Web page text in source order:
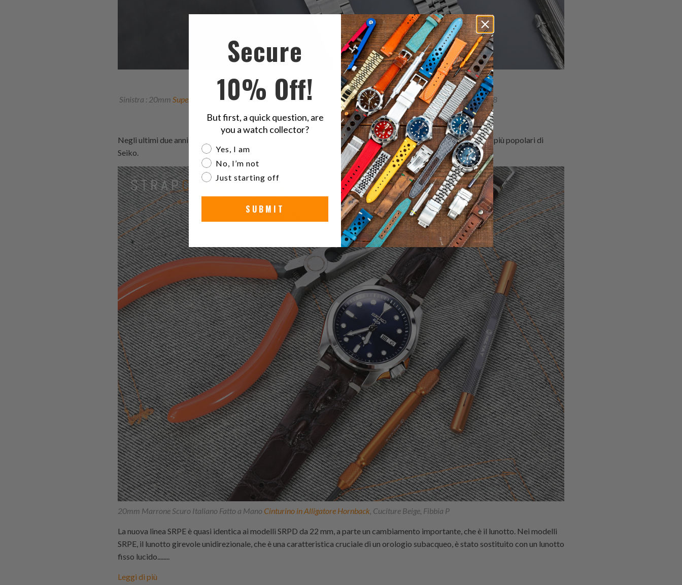
Sinistra : 20mm Super-O BoyerCinturino su Seiko 5 Sports 40mm SRPE61;Destra : 20mmSuper-J Louissu SRPE58
Negli ultimi due anni, la rapida crescita dei nuovi orologi Seiko 5 sports li ha resi una delle collezioni di orologi più popolari di
Seiko.
20mm Marrone Scuro Italiano Fatto a Mano Cinturino in Alligatore Hornback , Cuciture Beige, Fibbia P
La nuova linea SRPE è quasi identica ai modelli SRPD da 22 mm, a parte un cambiamento importante, che è il lunotto. Nei modelli
SRPE, il lunotto girevole unidirezionale, che è una caratteristica cruciale di un orologio subacqueo, è stato sostituito con un lunotto
fisso lucido........
Leggi di più
Secure
10% Off!
But first, a quick question, are
you a watch collector?
Are you a watch collector?
Yes, I am
No, I’m not
Just starting off
SUBMIT